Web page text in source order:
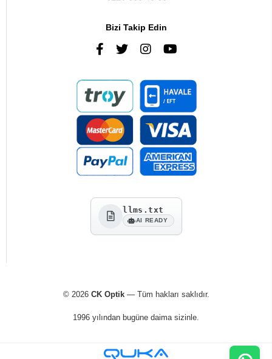
Bizi Takip Edin
llms.txt
AI READY
© 2026 CK Optik— Tüm hakları saklıdır.
1996 yılından bugüne daima sizinle.